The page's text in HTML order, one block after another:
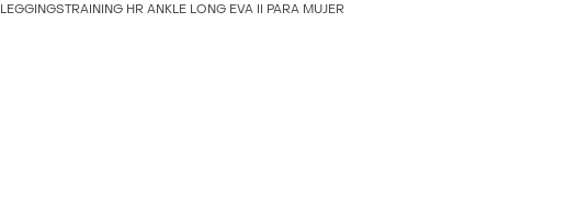
LEGGINGSTRAINING HR ANKLE LONG EVA II PARA MUJER